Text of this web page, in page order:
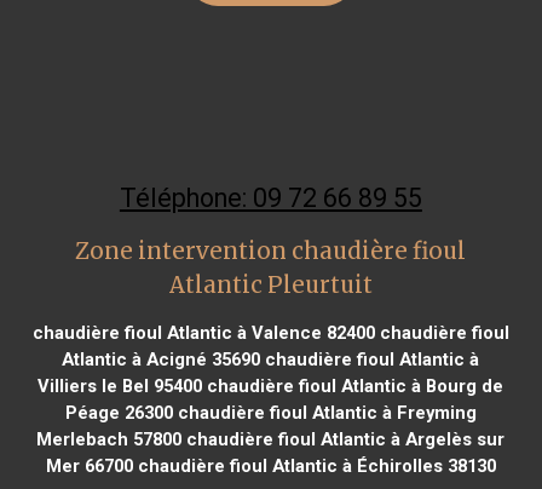
Téléphone: 09 72 66 89 55
Zone intervention chaudière fioul
Atlantic Pleurtuit
chaudière fioul Atlantic à Valence 82400chaudière fioul
Atlantic à Acigné 35690 chaudière fioul Atlantic à
Villiers le Bel 95400 chaudière fioul Atlantic à Bourg de
Péage 26300chaudière fioul Atlantic à Freyming
Merlebach 57800 chaudière fioul Atlantic à Argelès sur
Mer 66700chaudière fioul Atlantic à Échirolles 38130